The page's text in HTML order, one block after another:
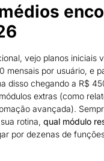
vejo planos iniciais
mensais por usuário, e
disso chegando a R$
extras (como
avançada).
rotina, qual módulo
por dezenas de